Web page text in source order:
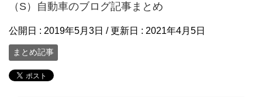
（S）自動車のブログ記事まとめ
公開日 : 2019年5月3日 / 更新日 : 2021年4月5日
まとめ記事